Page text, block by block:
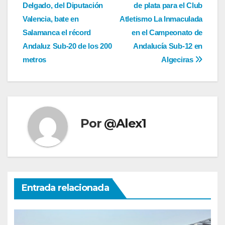
de
entradas
de plata para el Club
Atletismo La Inmaculada
en el Campeonato de
Andalucía Sub-12 en
Algeciras
Delgado, del Diputación
Valencia, bate en
Salamanca el récord
Andaluz Sub-20 de los 200
metros
Por @Alex1
Entrada relacionada